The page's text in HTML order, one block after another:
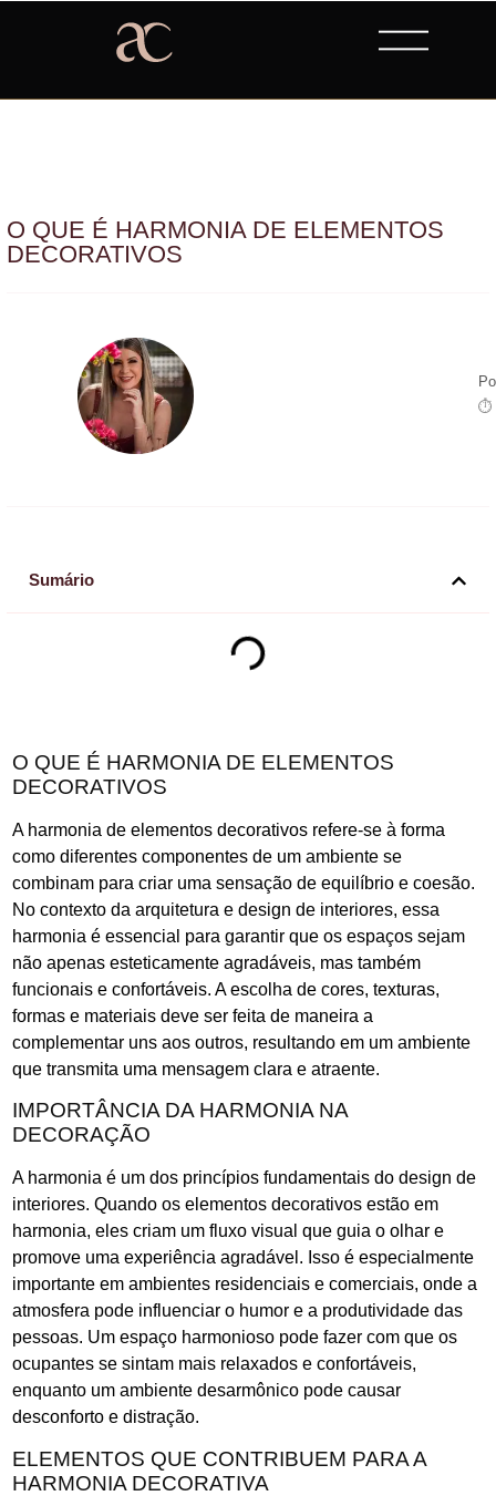
O QUE É HARMONIA DE ELEMENTOS
DECORATIVOS
⏱
Sumário
O QUE É HARMONIA DE ELEMENTOS
DECORATIVOS
A harmonia de elementos decorativos refere-se à forma
como diferentes componentes de um ambiente se
combinam para criar uma sensação de equilíbrio e coesão.
No contexto da arquitetura e design de interiores, essa
harmonia é essencial para garantir que os espaços sejam
não apenas esteticamente agradáveis, mas também
funcionais e confortáveis. A escolha de cores, texturas,
formas e materiais deve ser feita de maneira a
complementar uns aos outros, resultando em um ambiente
que transmita uma mensagem clara e atraente.
IMPORTÂNCIA DA HARMONIA NA
DECORAÇÃO
A harmonia é um dos princípios fundamentais do design de
interiores. Quando os elementos decorativos estão em
harmonia, eles criam um fluxo visual que guia o olhar e
promove uma experiência agradável. Isso é especialmente
importante em ambientes residenciais e comerciais, onde a
atmosfera pode influenciar o humor e a produtividade das
pessoas. Um espaço harmonioso pode fazer com que os
ocupantes se sintam mais relaxados e confortáveis,
enquanto um ambiente desarmônico pode causar
desconforto e distração.
ELEMENTOS QUE CONTRIBUEM PARA A
HARMONIA DECORATIVA